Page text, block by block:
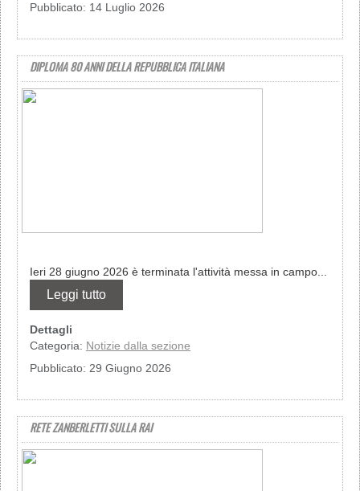
Pubblicato: 14 Luglio 2026
DIPLOMA 80 ANNI DELLA REPUBBLICA ITALIANA
Ieri 28 giugno 2026 è terminata l'attività messa in campo...
Leggi tutto
Dettagli
Categoria: Notizie dalla sezione
Pubblicato: 29 Giugno 2026
RETE ZANBERLETTI SULLA RAI